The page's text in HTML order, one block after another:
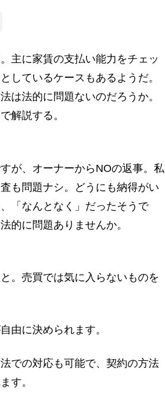
主に家賃の支払い能力をチェッ
しているケースもあるようだ。
は法的に問題ないのだろうか。
解説する。
が、オーナーからNOの返事。私
も問題ナシ。どうにも納得がい
「なんとなく」だったそうで
的に問題ありませんか。
。売買では気に入らないものを
由に決められます。
での対応も可能で、契約の方法
す。